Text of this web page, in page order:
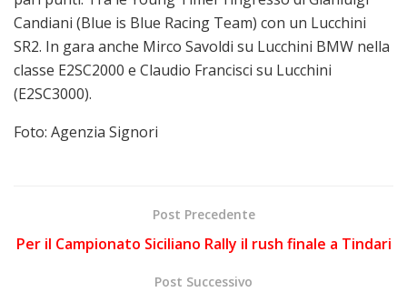
Candiani (Blue is Blue Racing Team) con un Lucchini
SR2. In gara anche Mirco Savoldi su Lucchini BMW nella
classe E2SC2000 e Claudio Francisci su Lucchini
(E2SC3000).
Foto: Agenzia Signori
Post Precedente
Per il Campionato Siciliano Rally il rush finale a Tindari
Post Successivo